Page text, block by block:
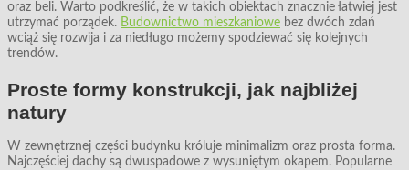
oraz beli. Warto podkreślić, że w takich obiektach znacznie łatwiej jest
utrzymać porządek. Budownictwo mieszkaniowe bez dwóch zdań
wciąż się rozwija i za niedługo możemy spodziewać się kolejnych
trendów.
Proste formy konstrukcji, jak najbliżej
natury
W zewnętrznej części budynku króluje minimalizm oraz prosta forma.
Najczęściej dachy są dwuspadowe z wysuniętym okapem. Popularne